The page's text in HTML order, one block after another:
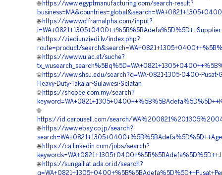
🌐 https://www.egyptmanufacturing.com/search-result?
🌐 https://www.wolframalpha.com/input?
🌐 https://ziediunziedi.lv/index.php?
route=product/
🌐 https://www.wu.ac.at/suche?
🌐 https://www.shsu.edu/search?q=WA-0821-1305-0400-Pusat-
Heavy-Duty-Takalar-Sulawesi-Selatan
🌐 https://shopee.com.my/search?
🌐
https://id.carousell.com/search/
🌐 https://www.ebay.co.jp/search?
🌐 https://ca.linkedin.com/jobs/search?
🌐 https://sungailiat.ada.or.id/search?